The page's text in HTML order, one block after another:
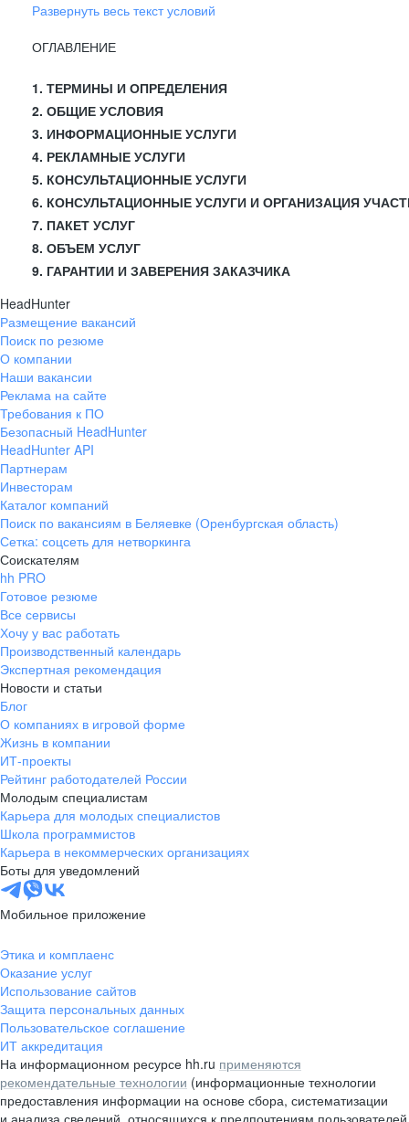
Развернуть весь текст условий
ОГЛАВЛЕНИЕ
1. ТЕРМИНЫ И ОПРЕДЕЛЕНИЯ
2. ОБЩИЕ УСЛОВИЯ
3. ИНФОРМАЦИОННЫЕ УСЛУГИ
4. РЕКЛАМНЫЕ УСЛУГИ
5. КОНСУЛЬТАЦИОННЫЕ УСЛУГИ
6. КОНСУЛЬТАЦИОННЫЕ УСЛУГИ И ОРГАНИЗАЦИЯ
7. ПАКЕТ УСЛУГ
8. ОБЪЕМ УСЛУГ
9. ГАРАНТИИ И ЗАВЕРЕНИЯ ЗАКАЗЧИКА
HeadHunter
Размещение вакансий
Поиск по резюме
О компании
Наши вакансии
Реклама на сайте
Требования к ПО
Безопасный HeadHunter
HeadHunter API
Партнерам
Инвесторам
Каталог компаний
Поиск по вакансиям в Беляевке (Оренбургская область)
Сетка: соцсеть для нетворкинга
Соискателям
hh PRO
Готовое резюме
Все сервисы
Хочу у вас работать
Производственный календарь
Экспертная рекомендация
Новости и статьи
Блог
О компаниях в игровой форме
Жизнь в компании
ИТ-проекты
Рейтинг работодателей России
Молодым специалистам
Карьера для молодых специалистов
Школа программистов
Карьера в некоммерческих организациях
Боты для уведомлений
Мобильное приложение
Этика и комплаенс
Оказание услуг
Использование сайтов
Защита персональных данных
Пользовательское соглашение
ИТ аккредитация
На информационном ресурсе hh.ru применяются
рекомендательные технологии (информационные технологии
предоставления информации на основе сбора, систематизации
и анализа сведений, относящихся к предпочтениям пользователей